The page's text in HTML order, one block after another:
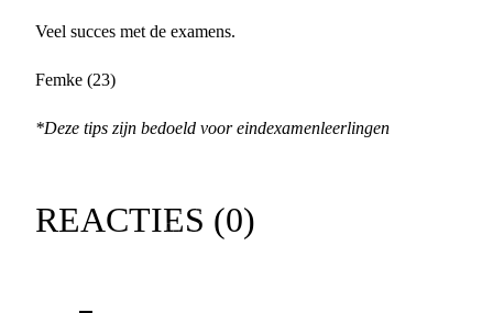
Veel succes met de examens.
Femke (23)
*Deze tips zijn bedoeld voor eindexamenleerlingen
REACTIES (0)